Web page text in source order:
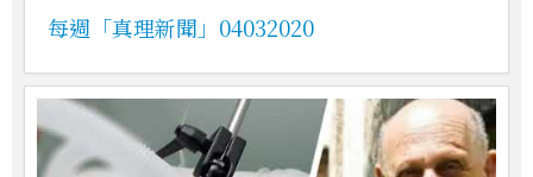
每週「真理新聞」04032020